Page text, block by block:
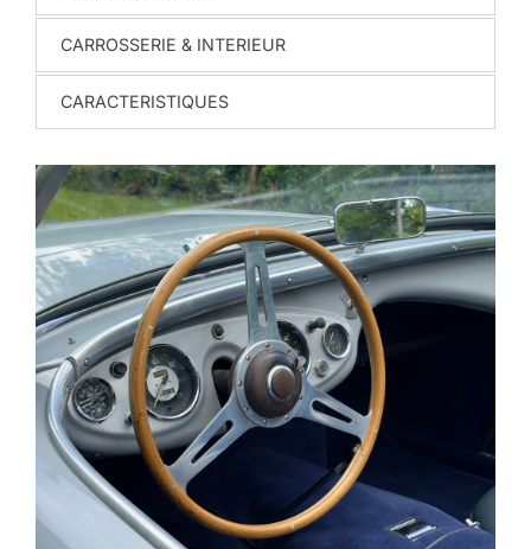
CARROSSERIE & INTERIEUR
CARACTERISTIQUES